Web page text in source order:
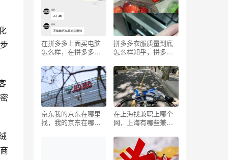
在拼多多上面买电脑
怎么样，在拼多多买
拼多多衣服质量到底
怎么样知乎，拼多多
知乎推荐？
京东我的京东在哪里
找，我的京东在哪里
在上海找兼职上哪个
网，上海有哪些兼职